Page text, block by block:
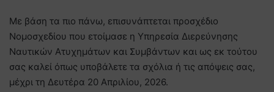
Με βάση τα πιο πάνω, επισυνάπτεται προσχέδιο
Νομοσχεδίου που ετοίμασε η Υπηρεσία Διερεύνησης
Ναυτικών Ατυχημάτων και Συμβάντων και ως εκ τούτου
σας καλεί όπως υποβάλετε τα σχόλια ή τις απόψεις σας,
μέχρι τη Δευτέρα 20 Απριλίου, 2026.